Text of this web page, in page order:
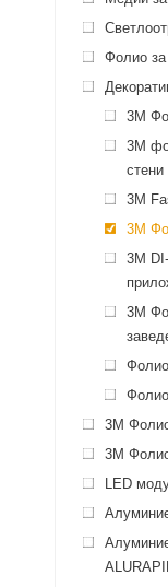
Фолио за
3M
3M
стени
3М
3M
3M
3M
3M
3M
LED